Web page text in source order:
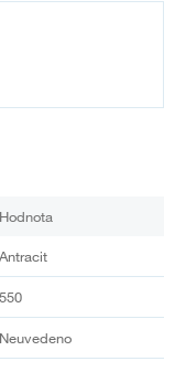
Hodnota
Antracit
550
Neuvedeno